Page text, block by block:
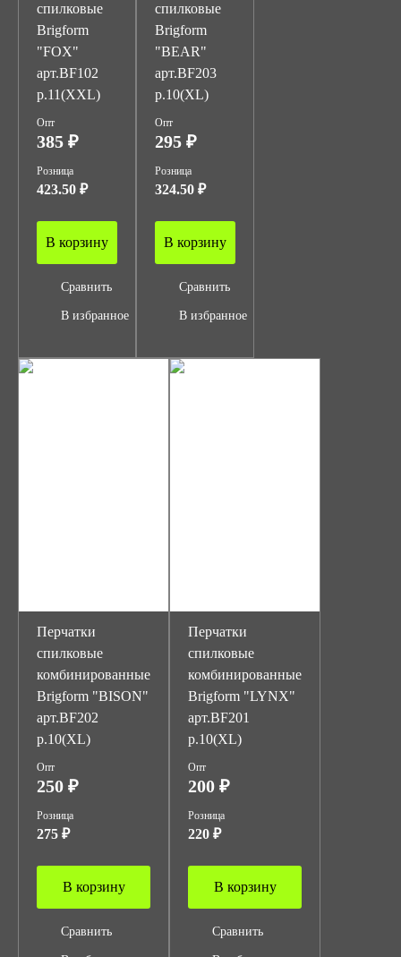
спилковые
Brigform
"FOX"
арт.BF102
р.11(XXL)
Опт
385 ₽
Розница
423.50 ₽
В корзину
Сравнить
В избранное
спилковые
Brigform
"BEAR"
арт.BF203
р.10(XL)
Опт
295 ₽
Розница
324.50 ₽
В корзину
Сравнить
В избранное
Перчатки
спилковые
комбинированные
Brigform "BISON"
арт.BF202
р.10(XL)
Опт
250 ₽
Розница
275 ₽
В корзину
Сравнить
Перчатки
спилковые
комбинированные
Brigform "LYNX"
арт.BF201
р.10(XL)
Опт
200 ₽
Розница
220 ₽
В корзину
Сравнить